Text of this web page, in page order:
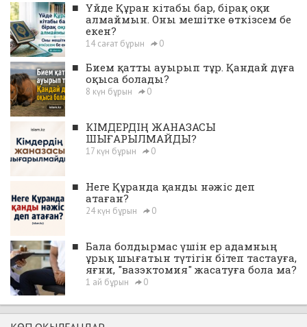
■ Үйде Құран кітабы бар, бірақ оқи
алмаймын. Оны мешітке өткізсем бе
екен?
14 сағат бұрын 0
■ Бием қатты ауырып тұр. Қандай дұға
оқыса болады?
8 күн бұрын 0
■ КІМДЕРДІҢ ЖАНАЗАСЫ
ШЫҒАРЫЛМАЙДЫ?
17 күн бұрын 0
■ Неге Құранда қанды нәжіс деп
атаған?
24 күн бұрын 0
■ Бала болдырмас үшін ер адамның
ұрық шығатын түтігін бітеп тастауға,
яғни, "вазэктомия" жасатуға бола ма?
1 ай бұрын 0